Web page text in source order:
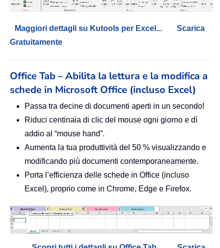
Maggiori dettagli su Kutools per Excel...
Scarica
Gratuitamente
Office Tab – Abilita la lettura e la modifica a
schede in Microsoft Office (incluso Excel)
Passa tra decine di documenti aperti in un secondo!
Riduci centinaia di clic del mouse ogni giorno e dì
addio al “mouse hand”.
Aumenta la tua produttività del 50 % visualizzando e
modificando più documenti contemporaneamente.
Porta l’efficienza delle schede in Office (incluso
Excel), proprio come in Chrome, Edge e Firefox.